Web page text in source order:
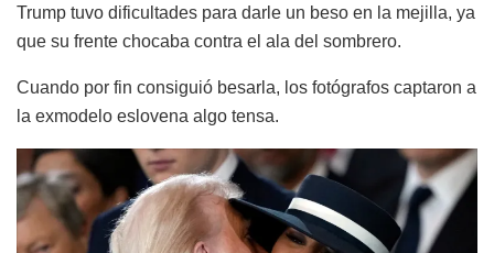
Trump tuvo dificultades para darle un beso en la mejilla, ya
que su frente chocaba contra el ala del sombrero.
Cuando por fin consiguió besarla, los fotógrafos captaron a
la exmodelo eslovena algo tensa.